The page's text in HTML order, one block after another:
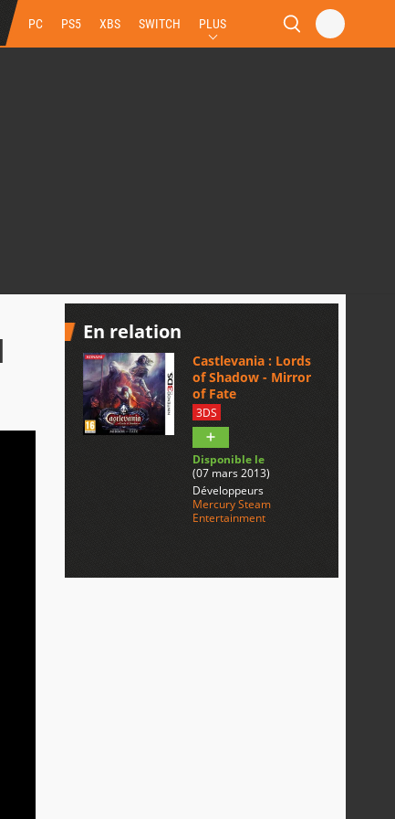
PC PS5 XBS SWITCH PLUS
En relation
Castlevania : Lords
of Shadow - Mirror
of Fate
3DS
Disponible le
(07 mars 2013)
Développeurs
Mercury Steam
Entertainment